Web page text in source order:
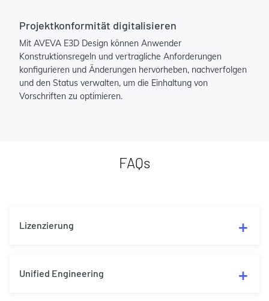
Projektkonformität digitalisieren
Mit AVEVA E3D Design können Anwender
Konstruktionsregeln und vertragliche Anforderungen
konfigurieren und Änderungen hervorheben, nachverfolgen
und den Status verwalten, um die Einhaltung von
Vorschriften zu optimieren.
FAQs
Lizenzierung
Unified Engineering